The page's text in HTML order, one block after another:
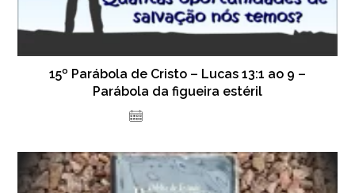
15º Parábola de Cristo – Lucas 13:1 ao 9 –
Parábola da figueira estéril